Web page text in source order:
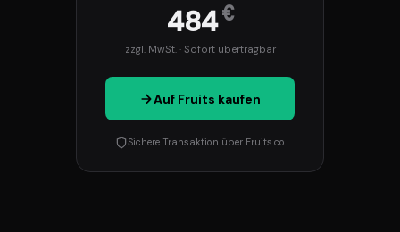
484€
zzgl. MwSt. · Sofort übertragbar
Auf Fruits kaufen
Sichere Transaktion über Fruits.co